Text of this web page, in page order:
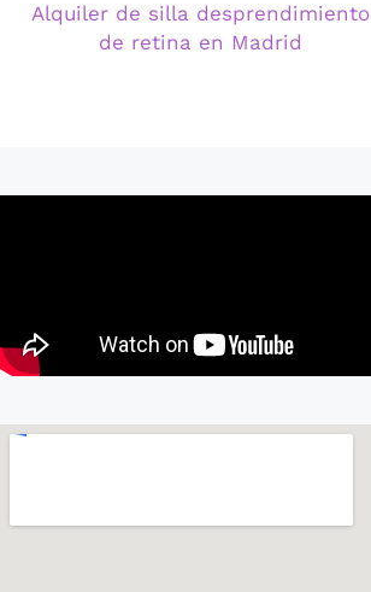
Alquiler de silla desprendimiento
de retina en Madrid